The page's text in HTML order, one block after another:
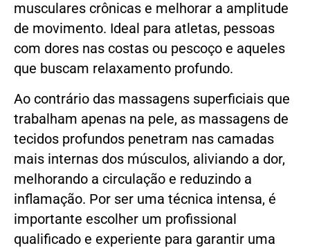
musculares crônicas e melhorar a amplitude
de movimento. Ideal para atletas, pessoas
com dores nas costas ou pescoço e aqueles
que buscam relaxamento profundo.
Ao contrário das massagens superficiais que
trabalham apenas na pele, as massagens de
tecidos profundos penetram nas camadas
mais internas dos músculos, aliviando a dor,
melhorando a circulação e reduzindo a
inflamação. Por ser uma técnica intensa, é
importante escolher um profissional
qualificado e experiente para garantir uma